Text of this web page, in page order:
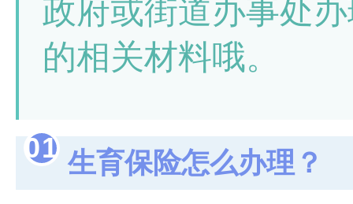
政府或街道办事处
的相关材料哦。
01 生育保险怎么办理？